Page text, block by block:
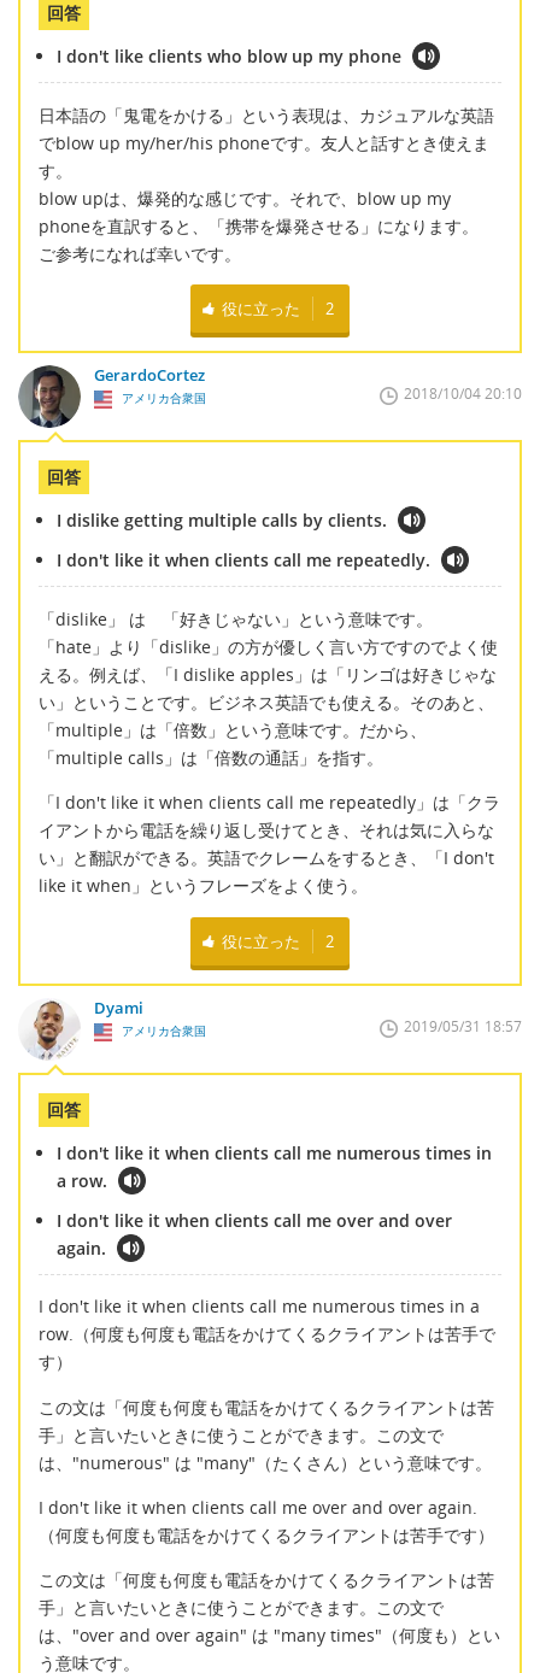
回答
I don't like clients who blow up my phone
日本語の「鬼電をかける」という表現は、カジュアルな英語
でblow up my/her/his phoneです。友人と話すとき使えま
す。
blow upは、爆発的な感じです。それで、blow up my
phoneを直訳すると、「携帯を爆発させる」になります。
ご参考になれば幸いです。
役に立った 2
GerardoCortez
アメリカ合衆国 2018/10/04 20:10
回答
I dislike getting multiple calls by clients.
I don't like it when clients call me repeatedly.
「dislike」 は 「好きじゃない」という意味です。
「hate」より「dislike」の方が優しく言い方ですのでよく使
える。例えば、「I dislike apples」は「リンゴは好きじゃな
い」ということです。ビジネス英語でも使える。そのあと、
「multiple」は「倍数」という意味です。だから、
「multiple calls」は「倍数の通話」を指す。
「I don't like it when clients call me repeatedly」は「クラ
イアントから電話を繰り返し受けてとき、それは気に入らな
い」と翻訳ができる。英語でクレームをするとき、「I don't
like it when」というフレーズをよく使う。
役に立った 2
Dyami
アメリカ合衆国 2019/05/31 18:57
回答
I don't like it when clients call me numerous times in
a row.
I don't like it when clients call me over and over
again.
I don't like it when clients call me numerous times in a
row.（何度も何度も電話をかけてくるクライアントは苦手で
す）
この文は「何度も何度も電話をかけてくるクライアントは苦
手」と言いたいときに使うことができます。この文で
は、"numerous" は "many"（たくさん）という意味です。
I don't like it when clients call me over and over again.
（何度も何度も電話をかけてくるクライアントは苦手です）
この文は「何度も何度も電話をかけてくるクライアントは苦
手」と言いたいときに使うことができます。この文で
は、"over and over again" は "many times"（何度も）とい
う意味です。